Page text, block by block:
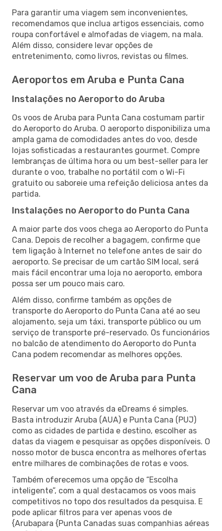
Para garantir uma viagem sem inconvenientes,
recomendamos que inclua artigos essenciais, como
roupa confortável e almofadas de viagem, na mala.
Além disso, considere levar opções de
entretenimento, como livros, revistas ou filmes.
Aeroportos em Aruba e Punta Cana
Instalações no Aeroporto do Aruba
Os voos de Aruba para Punta Cana costumam partir
do Aeroporto do Aruba. O aeroporto disponibiliza uma
ampla gama de comodidades antes do voo, desde
lojas sofisticadas a restaurantes gourmet. Compre
lembranças de última hora ou um best-seller para ler
durante o voo, trabalhe no portátil com o Wi-Fi
gratuito ou saboreie uma refeição deliciosa antes da
partida.
Instalações no Aeroporto do Punta Cana
A maior parte dos voos chega ao Aeroporto do Punta
Cana. Depois de recolher a bagagem, confirme que
tem ligação à Internet no telefone antes de sair do
aeroporto. Se precisar de um cartão SIM local, será
mais fácil encontrar uma loja no aeroporto, embora
possa ser um pouco mais caro.
Além disso, confirme também as opções de
transporte do Aeroporto do Punta Cana até ao seu
alojamento, seja um táxi, transporte público ou um
serviço de transporte pré-reservado. Os funcionários
no balcão de atendimento do Aeroporto do Punta
Cana podem recomendar as melhores opções.
Reservar um voo de Aruba para Punta
Cana
Reservar um voo através da eDreams é simples.
Basta introduzir Aruba (AUA) e Punta Cana (PUJ)
como as cidades de partida e destino, escolher as
datas da viagem e pesquisar as opções disponíveis. O
nosso motor de busca encontra as melhores ofertas
entre milhares de combinações de rotas e voos.
Também oferecemos uma opção de “Escolha
inteligente”, com a qual destacamos os voos mais
competitivos no topo dos resultados da pesquisa. E
pode aplicar filtros para ver apenas voos de
{Arubapara {Punta Canadas suas companhias aéreas